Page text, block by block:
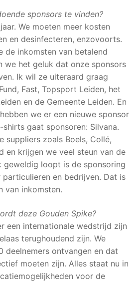
sponsors te vinden?
We moeten meer kosten
en desinfecteren, enzovoorts.
de inkomsten van betalend
we het geluk dat onze sponsors
Ik wil ze uiteraard graag
Fast, Topsport Leiden, het
en de Gemeente Leiden. En
we er een nieuwe sponsor
gaat sponsoren: Silvana.
suppliers zoals Boels, Collé,
en krijgen we veel steun van de
geweldig loopt is de sponsoring
en bedrijven. Dat is
van inkomsten.
deze Gouden Spike?
een internationale wedstrijd zijn
terughoudend zijn. We
deelnemers ontvangen en dat
moeten zijn. Alles staat nu in
voor de